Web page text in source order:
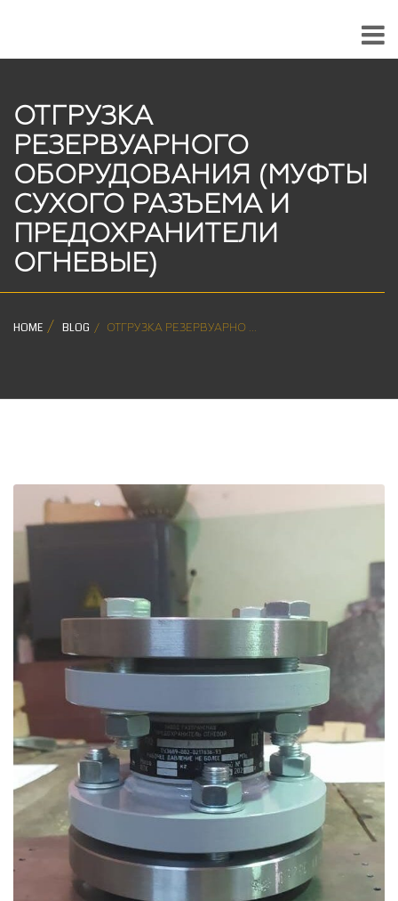
ОТГРУЗКА
РЕЗЕРВУАРНОГО
ОБОРУДОВАНИЯ (МУФТЫ
СУХОГО РАЗЪЕМА И
ПРЕДОХРАНИТЕЛИ
ОГНЕВЫЕ)
HOME BLOG ОТГРУЗКА РЕЗЕРВУАРНО ...